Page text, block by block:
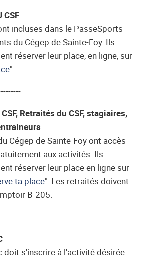
CSF
incluses dans le PasseSports
du Cégep de Sainte-Foy. Ils
réserver leur place, en ligne, sur
".
CSF, Retraités du CSF, stagiaires,
Cégep de Sainte-Foy ont accès
aux activités. Ils
réserver leur place en ligne sur
ta place". Les retraités doivent
B-205.
doit s'inscrire à l'activité désirée